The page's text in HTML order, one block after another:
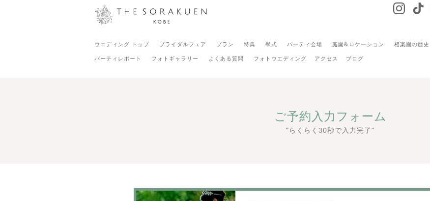
ウエディング トップ ブライダルフェア プラン 特典 挙式 パーティ会場 庭園&ロケーション 相楽園の歴史
パーティレポート フォトギャラリー よくある質問 フォトウエディング アクセス ブログ
ご予約入力フォーム
"らくらく30秒で入力完了"